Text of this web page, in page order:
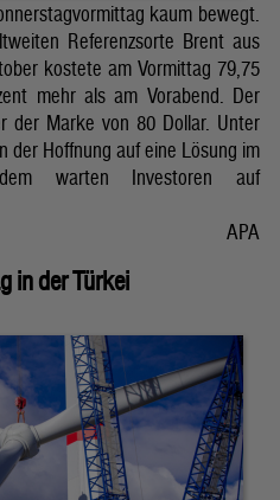
kaum bewegt.
Referenzsorte Brent aus
kostete am Vormittag 79,75
mehr als am Vorabend. Der
der Marke von 80 Dollar. Unter
der Hoffnung auf eine Lösung im
warten Investoren auf
APA
in der Türkei